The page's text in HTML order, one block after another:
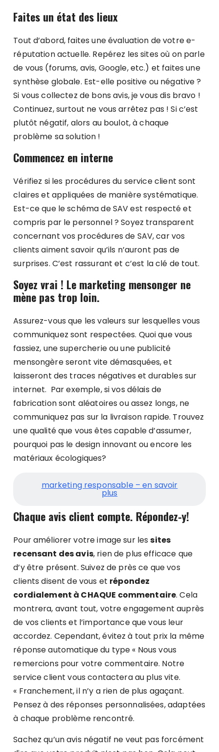
Faites un état des lieux
Tout d’abord, faites une évaluation de votre e-
réputation actuelle. Repérez les sites où on parle
de vous (forums, avis, Google, etc.) et faites une
synthèse globale. Est-elle positive ou négative ?
Si vous collectez de bons avis, je vous dis bravo !
Continuez, surtout ne vous arrêtez pas ! Si c’est
plutôt négatif, alors au boulot, à chaque
problème sa solution !
Commencez en interne
Vérifiez si les procédures du service client sont
claires et appliquées de manière systématique.
Est-ce que le schéma de SAV est respecté et
compris par le personnel ? Soyez transparent
concernant vos procédures de SAV, car vos
clients aiment savoir qu’ils n’auront pas de
surprises. C’est rassurant et c’est la clé de tout.
Soyez vrai ! Le marketing mensonger ne
mène pas trop loin.
Assurez-vous que les valeurs sur lesquelles vous
communiquez sont respectées. Quoi que vous
fassiez, une supercherie ou une publicité
mensongère seront vite démasquées, et
laisseront des traces négatives et durables sur
internet. Par exemple, si vos délais de
fabrication sont aléatoires ou assez longs, ne
communiquez pas sur la livraison rapide. Trouvez
une qualité que vous êtes capable d’assumer,
pourquoi pas le design innovant ou encore les
matériaux écologiques?
marketing responsable – en savoir
plus
Chaque avis client compte. Répondez-y!
Pour améliorer votre image sur lessites
recensant des avis, rien de plus efficace que
d’y être présent. Suivez de près ce que vos
clients disent de vous et répondez
cordialement à CHAQUE commentaire. Cela
montrera, avant tout, votre engagement auprès
de vos clients et l’importance que vous leur
accordez. Cependant, évitez à tout prix la même
réponse automatique du type « Nous vous
remercions pour votre commentaire. Notre
service client vous contactera au plus vite.
« Franchement, il n’y a rien de plus agaçant.
Pensez à des réponses personnalisées, adaptées
à chaque problème rencontré.
Sachez qu’un avis négatif ne veut pas forcément